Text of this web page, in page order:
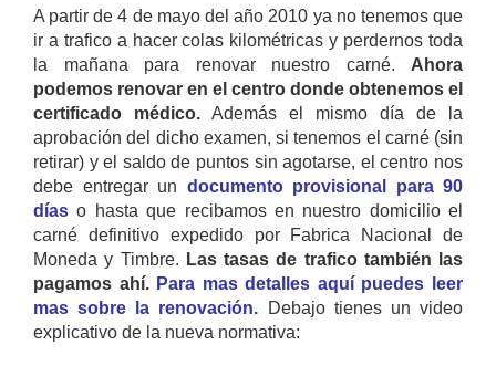
A partir de 4 de mayo del año 2010 ya no tenemos que
ir a trafico a hacer colas kilométricas y perdernos toda
la mañana para renovar nuestro carné. Ahora
podemos renovar en el centro donde obtenemos el
certificado médico. Además el mismo día de la
aprobación del dicho examen, si tenemos el carné (sin
retirar) y el saldo de puntos sin agotarse, el centro nos
debe entregar un documento provisional para 90
días o hasta que recibamos en nuestro domicilio el
carné definitivo expedido por Fabrica Nacional de
Moneda y Timbre. Las tasas de trafico también las
pagamos ahí. Para mas detalles aquí puedes leer
mas sobre la renovación. Debajo tienes un video
explicativo de la nueva normativa: